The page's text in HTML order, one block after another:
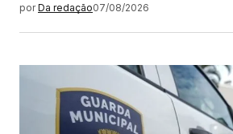
por Da redação07/08/2026